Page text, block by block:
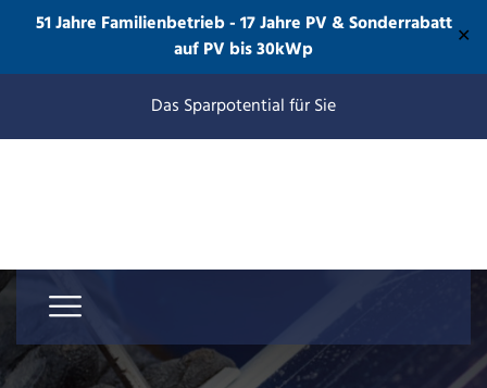
51 Jahre Familienbetrieb - 17 Jahre PV & Sonderrabatt
auf PV bis 30kWp
✕
Das Sparpotential für Sie